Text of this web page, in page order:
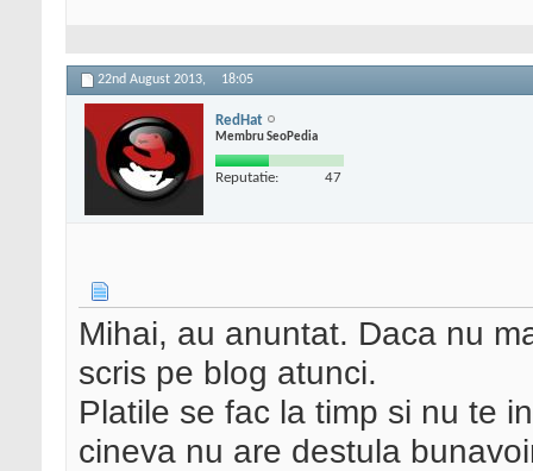
22nd August 2013, 18:05
RedHat
Membru SeoPedia
Reputatie: 47
Mihai, au anuntat. Daca nu
scris pe blog atunci.
Platile se fac la timp si nu te
cineva nu are destula